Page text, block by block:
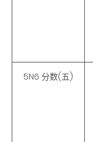
5N6 分数(五)